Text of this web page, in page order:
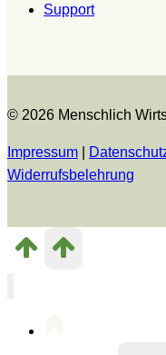
Support
© 2026 Menschlich
Impressum
Widerrufsbelehrung